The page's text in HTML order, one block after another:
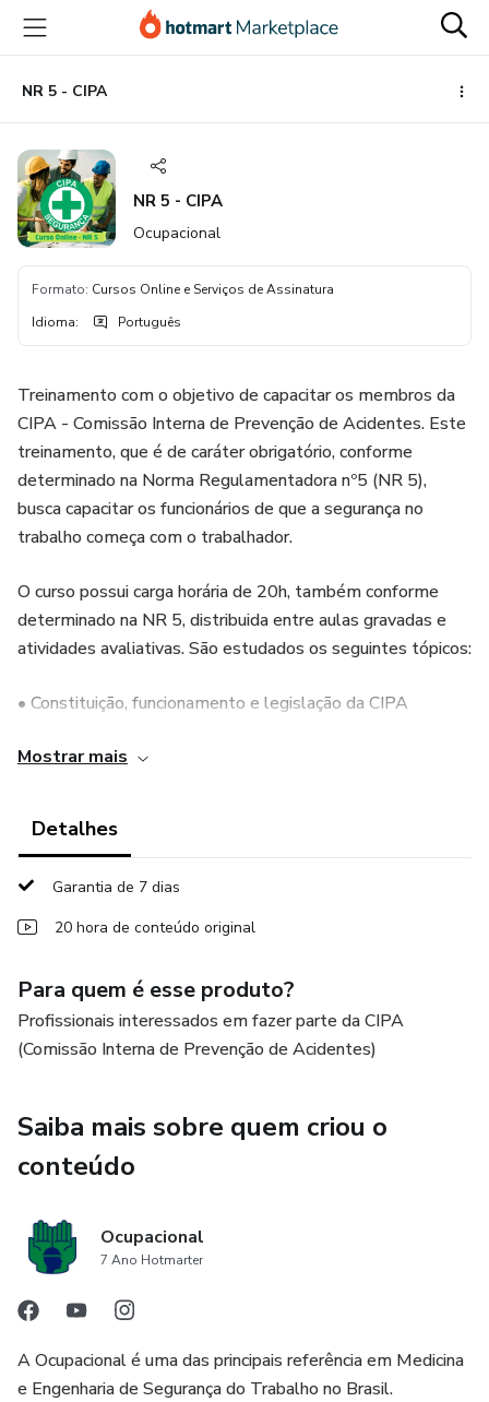
para
conteúdo
principal
para
pagamento
para
rodapé
NR 5 - CIPA
NR 5 - CIPA
Ocupacional
Formato: Cursos Online e Serviços de Assinatura
Idioma: Português
Treinamento com o objetivo de capacitar os membros da
CIPA - Comissão Interna de Prevenção de Acidentes. Este
treinamento, que é de caráter obrigatório, conforme
determinado na Norma Regulamentadora nº5 (NR 5),
busca capacitar os funcionários de que a segurança no
trabalho começa com o trabalhador.
O curso possui carga horária de 20h, também conforme
determinado na NR 5, distribuida entre aulas gravadas e
atividades avaliativas. São estudados os seguintes tópicos:
• Constituição, funcionamento e legislação da CIPA
• Investigação e análise de acidentes e doenças do
• EPIs e EPCs
• Estudo do ambiente, das condições de trabalho e dos
riscos originados do processo produtivo
• Noções e equipamentos de combate a incêndio
• Técnicas de abandono de área e pessoas
Mostrar mais
Detalhes
Garantia de 7 dias
20 hora de conteúdo original
Para quem é esse produto?
Profissionais interessados em fazer parte da CIPA
(Comissão Interna de Prevenção de Acidentes)
Saiba mais sobre quem criou o
conteúdo
Ocupacional
7 Ano Hotmarter
A Ocupacional é uma das principais referência em Medicina
e Engenharia de Segurança do Trabalho no Brasil.